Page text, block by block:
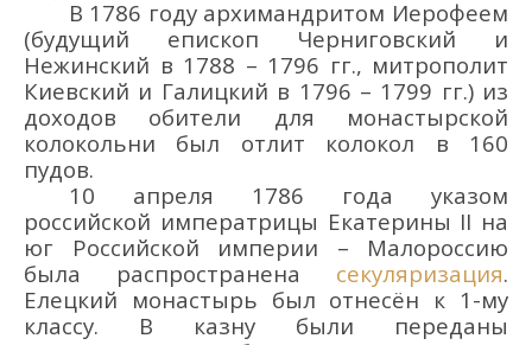
В 1786 году архимандритом Иерофеем
(будущий епископ Черниговский и
Нежинский в 1788 – 1796 гг., митрополит
Киевский и Галицкий в 1796 – 1799 гг.) из
доходов обители для монастырской
колокольни был отлит колокол в 160
пудов.
10 апреля 1786 года указом
российской императрицы Екатерины II на
юг Российской империи – Малороссию
была распространена секуляризация.
Елецкий монастырь был отнесён к 1-му
классу. В казну были переданы